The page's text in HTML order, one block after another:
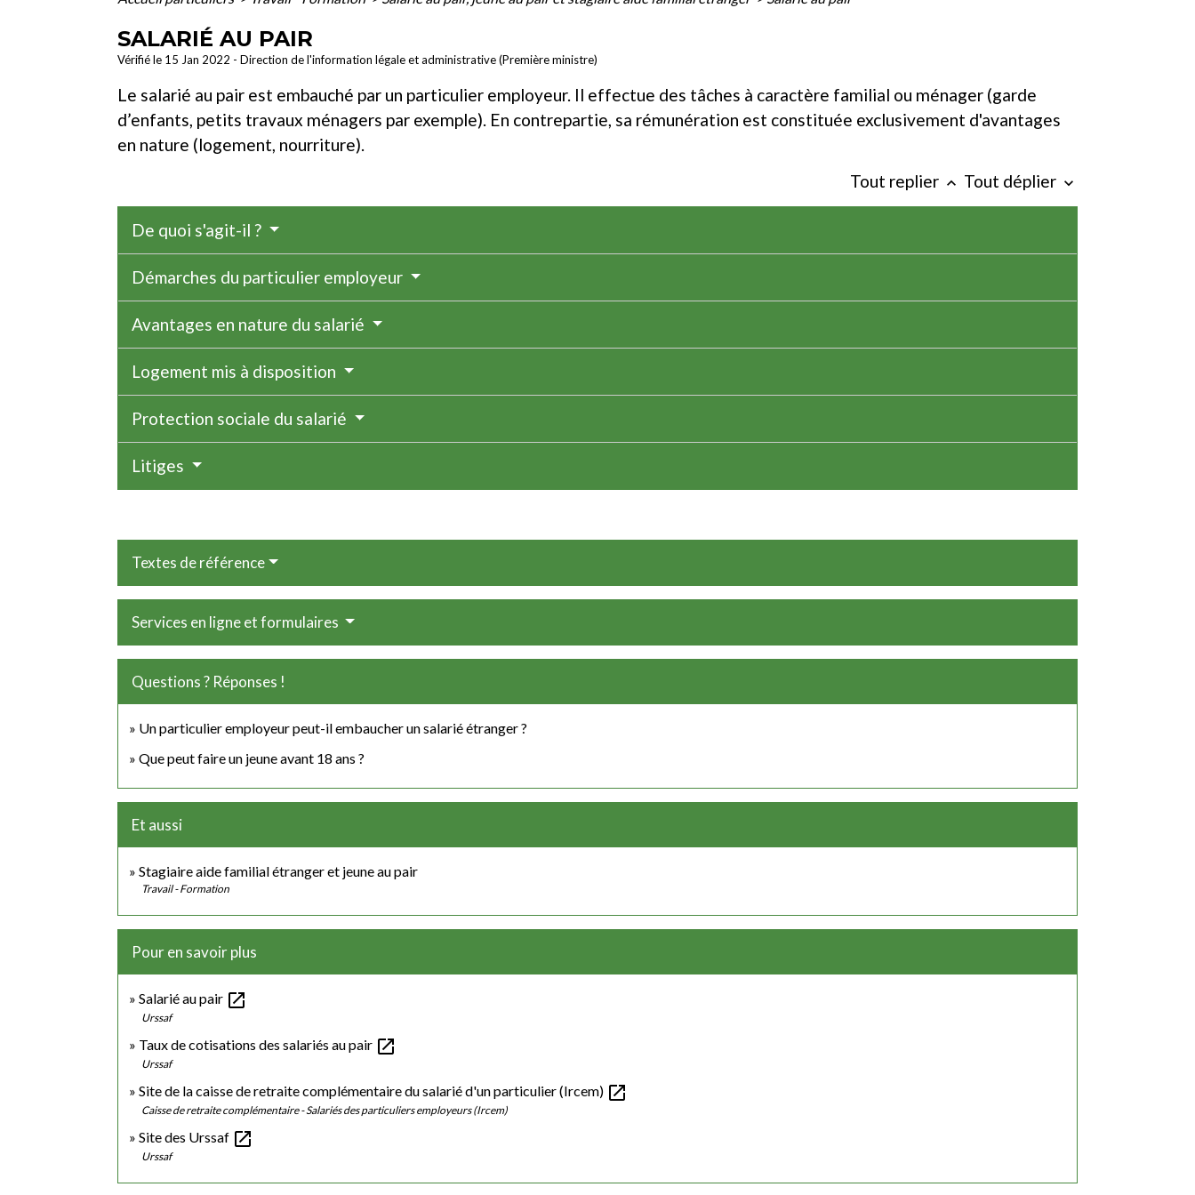
SALARIÉ AU PAIR
Vérifié le 15 Jan 2022 - Direction de l'information légale et administrative (Première ministre)
Le salarié au pair est embauché par un particulier employeur. Il effectue des tâches à caractère familial ou ménager (garde
d’enfants, petits travaux ménagers par exemple). En contrepartie, sa rémunération est constituée exclusivement d'avantages
en nature (logement, nourriture).
Tout replier keyboard_arrow_up Tout déplier keyboard_arrow_down
De quoi s'agit-il ?
Démarches du particulier employeur
Avantages en nature du salarié
Logement mis à disposition
Protection sociale du salarié
Litiges
Textes de référence
Services en ligne et formulaires
Questions ? Réponses !
Un particulier employeur peut-il embaucher un salarié étranger ?
Que peut faire un jeune avant 18 ans ?
Et aussi
Stagiaire aide familial étranger et jeune au pair
Travail - Formation
Pour en savoir plus
Salarié au pair open_in_new
Urssaf
Taux de cotisations des salariés au pair open_in_new
Urssaf
Site de la caisse de retraite complémentaire du salarié d'un particulier (Ircem) open_in_new
Caisse de retraite complémentaire - Salariés des particuliers employeurs (Ircem)
Site des Urssaf open_in_new
Urssaf